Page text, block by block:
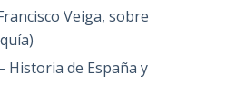
Veiga, sobre
Historia de España y